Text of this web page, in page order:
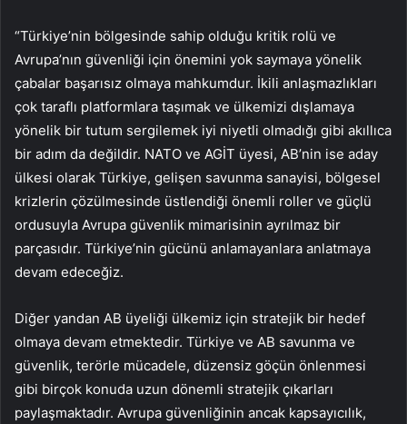
“Türkiye’nin bölgesinde sahip olduğu kritik rolü ve
Avrupa’nın güvenliği için önemini yok saymaya yönelik
çabalar başarısız olmaya mahkumdur. İkili anlaşmazlıkları
çok taraflı platformlara taşımak ve ülkemizi dışlamaya
yönelik bir tutum sergilemek iyi niyetli olmadığı gibi akıllıca
bir adım da değildir. NATO ve AGİT üyesi, AB’nin ise aday
ülkesi olarak Türkiye, gelişen savunma sanayisi, bölgesel
krizlerin çözülmesinde üstlendiği önemli roller ve güçlü
ordusuyla Avrupa güvenlik mimarisinin ayrılmaz bir
parçasıdır. Türkiye’nin gücünü anlamayanlara anlatmaya
devam edeceğiz.
Diğer yandan AB üyeliği ülkemiz için stratejik bir hedef
olmaya devam etmektedir. Türkiye ve AB savunma ve
güvenlik, terörle mücadele, düzensiz göçün önlenmesi
gibi birçok konuda uzun dönemli stratejik çıkarları
paylaşmaktadır. Avrupa güvenliğinin ancak kapsayıcılık,